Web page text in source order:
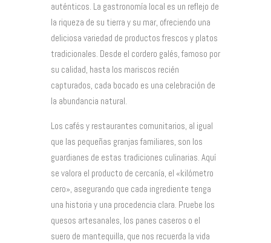
auténticos. La gastronomía local es un reflejo de
la riqueza de su tierra y su mar, ofreciendo una
deliciosa variedad de productos frescos y platos
tradicionales. Desde el cordero galés, famoso por
su calidad, hasta los mariscos recién
capturados, cada bocado es una celebración de
la abundancia natural.
Los cafés y restaurantes comunitarios, al igual
que las pequeñas granjas familiares, son los
guardianes de estas tradiciones culinarias. Aquí
se valora el producto de cercanía, el «kilómetro
cero», asegurando que cada ingrediente tenga
una historia y una procedencia clara. Pruebe los
quesos artesanales, los panes caseros o el
suero de mantequilla, que nos recuerda la vida